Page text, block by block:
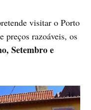
visitar o Porto
preços razoáveis, os
Setembro e